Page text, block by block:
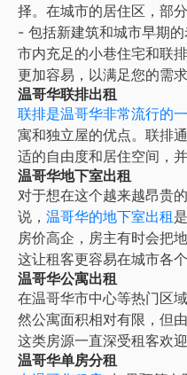
择。在城市的居住区，部
- 包括新建筑和城市早期的
市内充足的小巷住宅和联
更加容易，以满足您的需求
温哥华联排出租
联排是温哥华非常流行的
寓和独立屋的优点。联排
适的自由度和居住空间，
温哥华地下室出租
对于想在这个越来越昂贵
说， 温哥华的地下室出租
房价高企，房主有时会把
这让租客更容易在城市各
温哥华公寓出租
在温哥华市中心等热门区域
然公寓面积相对有限，但
这类房源一直深受租客欢
温哥华单房分租